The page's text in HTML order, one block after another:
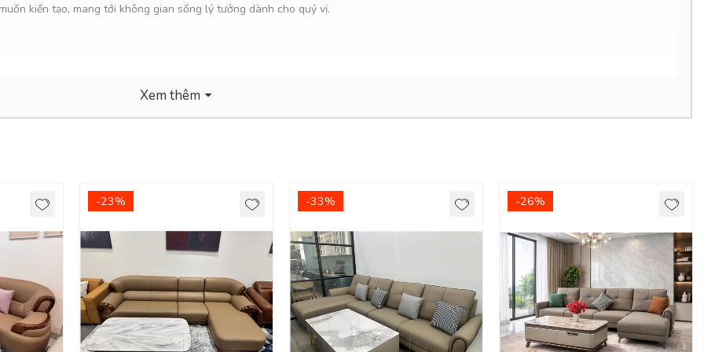
kiến tạo, mang tới không gian sống lý tưởng dành cho quý vị.
nội thành Bình Dương. - Các tỉnh khác tính phí giao Chành xe do đơn vị vận chuyển báo giá.
Trọng Cho Phòng Khách!
Xem thêm
-23% -33% -26%